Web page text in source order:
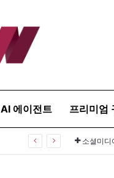
AI 에이전트 프리미엄
소셜미디